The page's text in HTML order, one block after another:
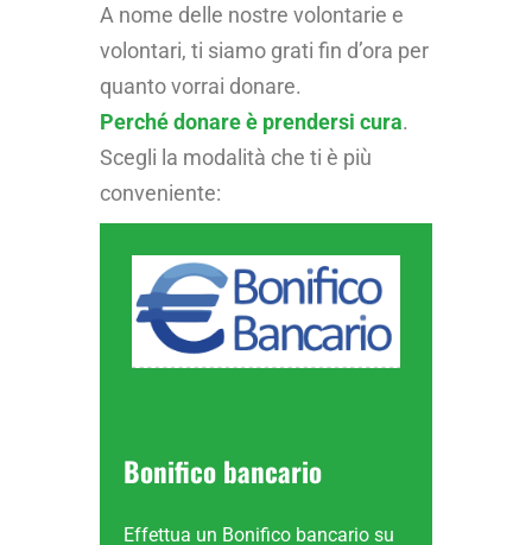
A nome delle nostre volontarie e
volontari, ti siamo grati fin d’ora per
quanto vorrai donare.
Perché donare è prendersi cura.
Scegli la modalità che ti è più
conveniente:
Bonifico bancario
Effettua un Bonifico bancario su